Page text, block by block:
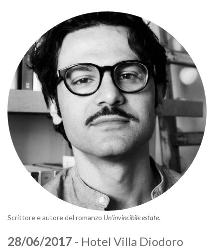
Scrittore e autore del romanzo Un’invincibile estate.
28/06/2017 - Hotel Villa Diodoro